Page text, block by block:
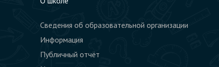
Сведения об образовательной организации
Информация
Публичный отчёт